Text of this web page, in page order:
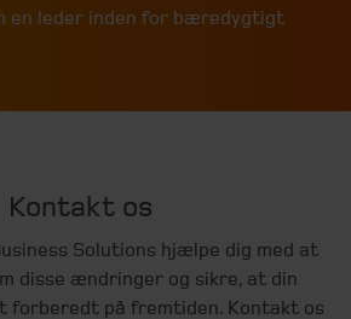
en leder inden for bæredygtigt
Kontakt os
Solutions hjælpe dig med at
disse ændringer og sikre, at din
forberedt på fremtiden. Kontakt os